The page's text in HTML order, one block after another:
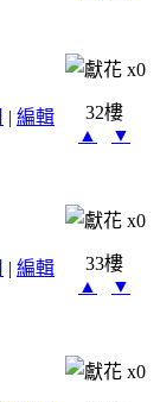
x0
| 編輯
32樓
▲
▼
x0
| 編輯
33樓
▲
▼
x0